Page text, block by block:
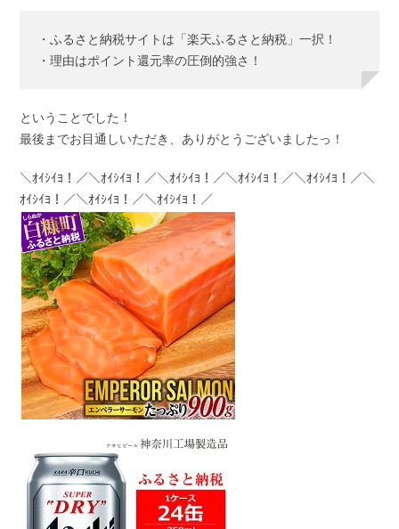
・ふるさと納税サイトは「楽天ふるさと納税」一択！
・理由はポイント還元率の圧倒的強さ！
ということでした！
最後までお目通しいただき、ありがとうございましたっ！
＼ｵｲｼｲﾖ！／＼ｵｲｼｲﾖ！／＼ｵｲｼｲﾖ！／＼ｵｲｼｲﾖ！／＼ｵｲｼｲﾖ！／＼
ｵｲｼｲﾖ！／＼ｵｲｼｲﾖ！／＼ｵｲｼｲﾖ！／